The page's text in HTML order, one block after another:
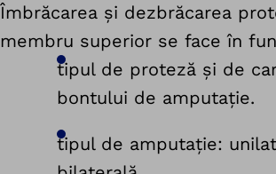
Îmbrăcarea și dezbrăcarea
membru superior se face în
tipul de proteză și de
bontului de amputație.
tipul de amputație: